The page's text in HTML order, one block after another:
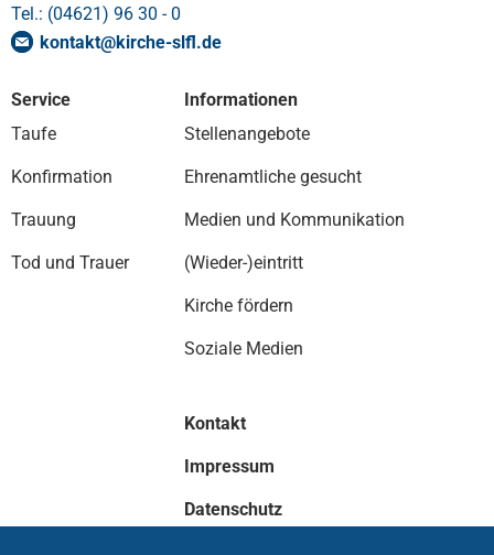
Tel.: (04621) 96 30 - 0
kontakt@kirche-slfl.de
Service
Taufe
Konfirmation
Trauung
Tod und Trauer
Informationen
Stellenangebote
Ehrenamtliche gesucht
Medien und Kommunikation
(Wieder-)eintritt
Kirche fördern
Soziale Medien
Kontakt
Impressum
Datenschutz